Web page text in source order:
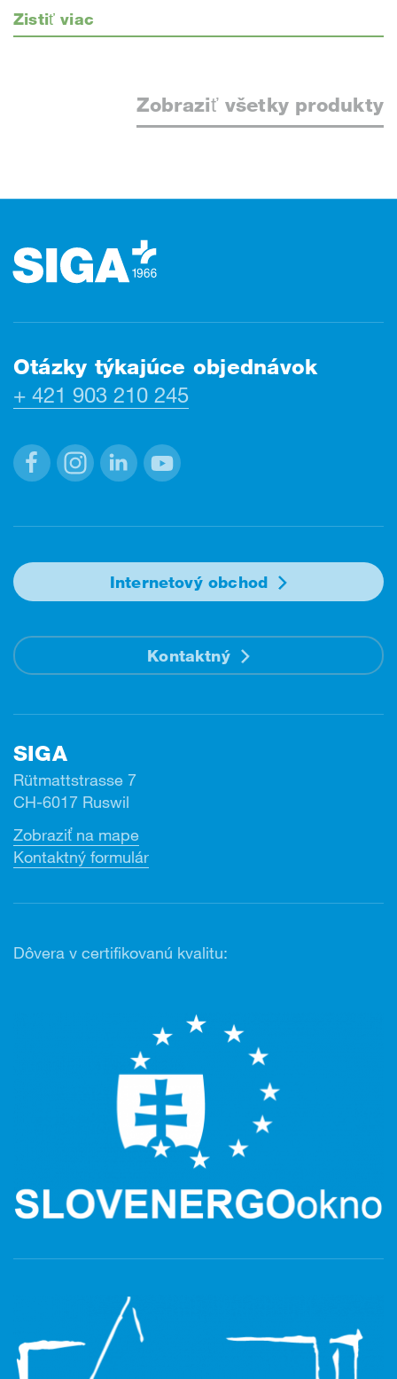
Zistiť viac
Zobraziť všetky produkty
Otázky týkajúce objednávok
+ 421 903 210 245
Internetový obchod
Kontaktný
SIGA
Rütmattstrasse 7
CH-6017 Ruswil
Zobraziť na mape
Kontaktný formulár
Dôvera v certifikovanú kvalitu: